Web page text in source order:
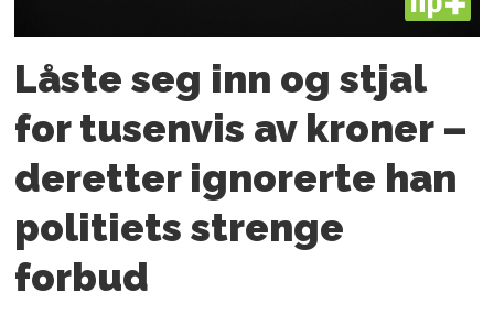
PLUS
Låste seg inn og stjal
for tusenvis av kroner –
deretter ignorerte han
politiets strenge
forbud